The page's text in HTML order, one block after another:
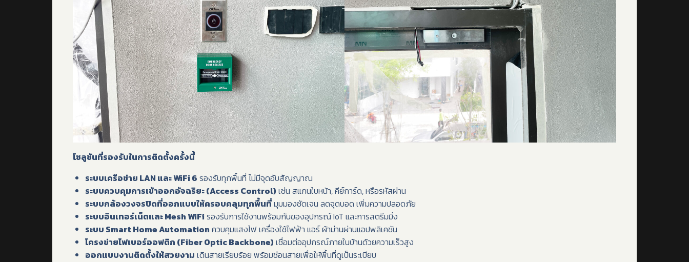
โซลูชันที่รองรับในการติดตั้งครั้งนี้
ระบบเครือข่าย LAN และ WiFi 6 รองรับทุกพื้นที่ ไม่มีจุดอับสัญญาณ
ระบบควบคุมการเข้าออกอัจฉริยะ (Access Control) เช่น สแกนใบหน้า, คีย์การ์ด, หรือรหัสผ่าน
ระบบกล้องวงจรปิดที่ออกแบบให้ครอบคลุมทุกพื้นที่มุมมองชัดเจน ลดจุดบอด เพิ่มความปลอดภัย
ระบบอินเทอร์เน็ตและ Mesh WiFi รองรับการใช้งานพร้อมกันของอุปกรณ์ IoT และการสตรีมมิ่ง
ระบบ Smart Home Automation ควบคุมแสงไฟ เครื่องใช้ไฟฟ้า แอร์ ผ้าม่านผ่านแอปพลิเคชัน
โครงข่ายไฟเบอร์ออฟติก (Fiber Optic Backbone) เชื่อมต่ออุปกรณ์ภายในบ้านด้วยความเร็วสูง
ออกแบบงานติดตั้งให้สวยงาม เดินสายเรียบร้อย พร้อมซ่อนสายเพื่อให้พื้นที่ดูเป็นระเบียบ